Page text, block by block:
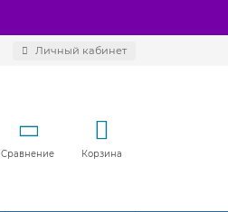
Личный кабинет
Сравнение Корзина